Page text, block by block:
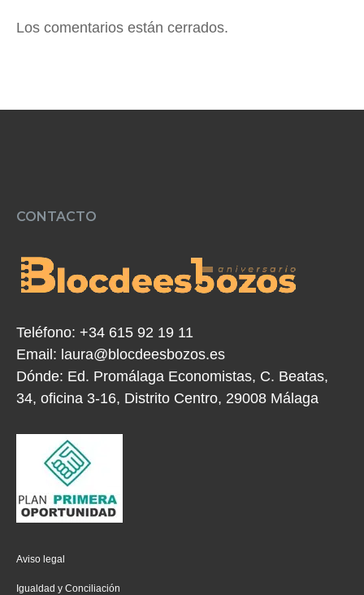
Los comentarios están cerrados.
CONTACTO
Teléfono: +34 615 92 19 11
Email: laura@blocdeesbozos.es
Dónde: Ed. Promálaga Economistas, C. Beatas,
34, oficina 3-16, Distrito Centro, 29008 Málaga
Aviso legal
Igualdad y Conciliación